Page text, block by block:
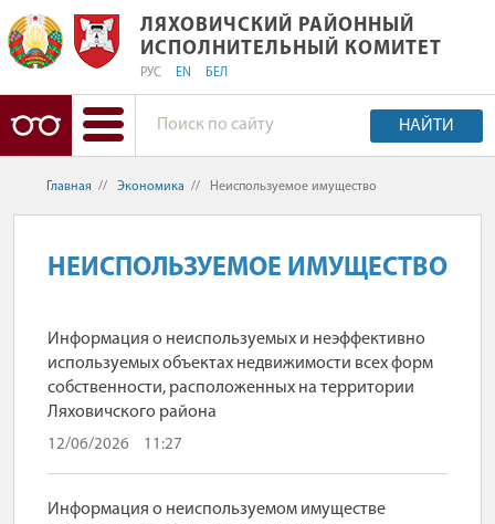
ЛЯХОВИЧСКИЙ РАЙОННЫЙ
ЛЯХОВИЧСКИЙ РАЙОННЫЙ
ИСПОЛНИТЕЛЬНЫЙ КОМИТЕТ
РУС EN БЕЛ
НАЙТИ
Главная // Экономика // Неиспользуемое имущество
НЕИСПОЛЬЗУЕМОЕ ИМУЩЕСТВО
Информация о неиспользуемых и неэффективно
используемых объектах недвижимости всех форм
собственности, расположенных на территории
Ляховичского района
12/06/2026 11:27
Информация о неиспользуемом имуществе